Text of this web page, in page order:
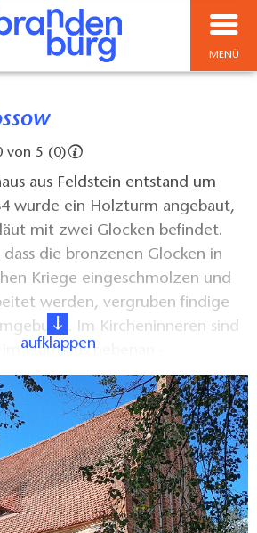
MENÜ
von 5 (0)
aus Feldstein entstand um
wurde ein Holzturm angebaut,
mit zwei Glocken befindet.
die bronzenen Glocken in
Kriege eingeschmolzen und
werden, vergruben findige
Im Kircheninneren sind
Pfarrhaus nebenan -
dem 16. Jahrhundert sowie ein
Doms zu bestaunen.
der Adelsfamilie von Rohr,
hatte.
aufklappen